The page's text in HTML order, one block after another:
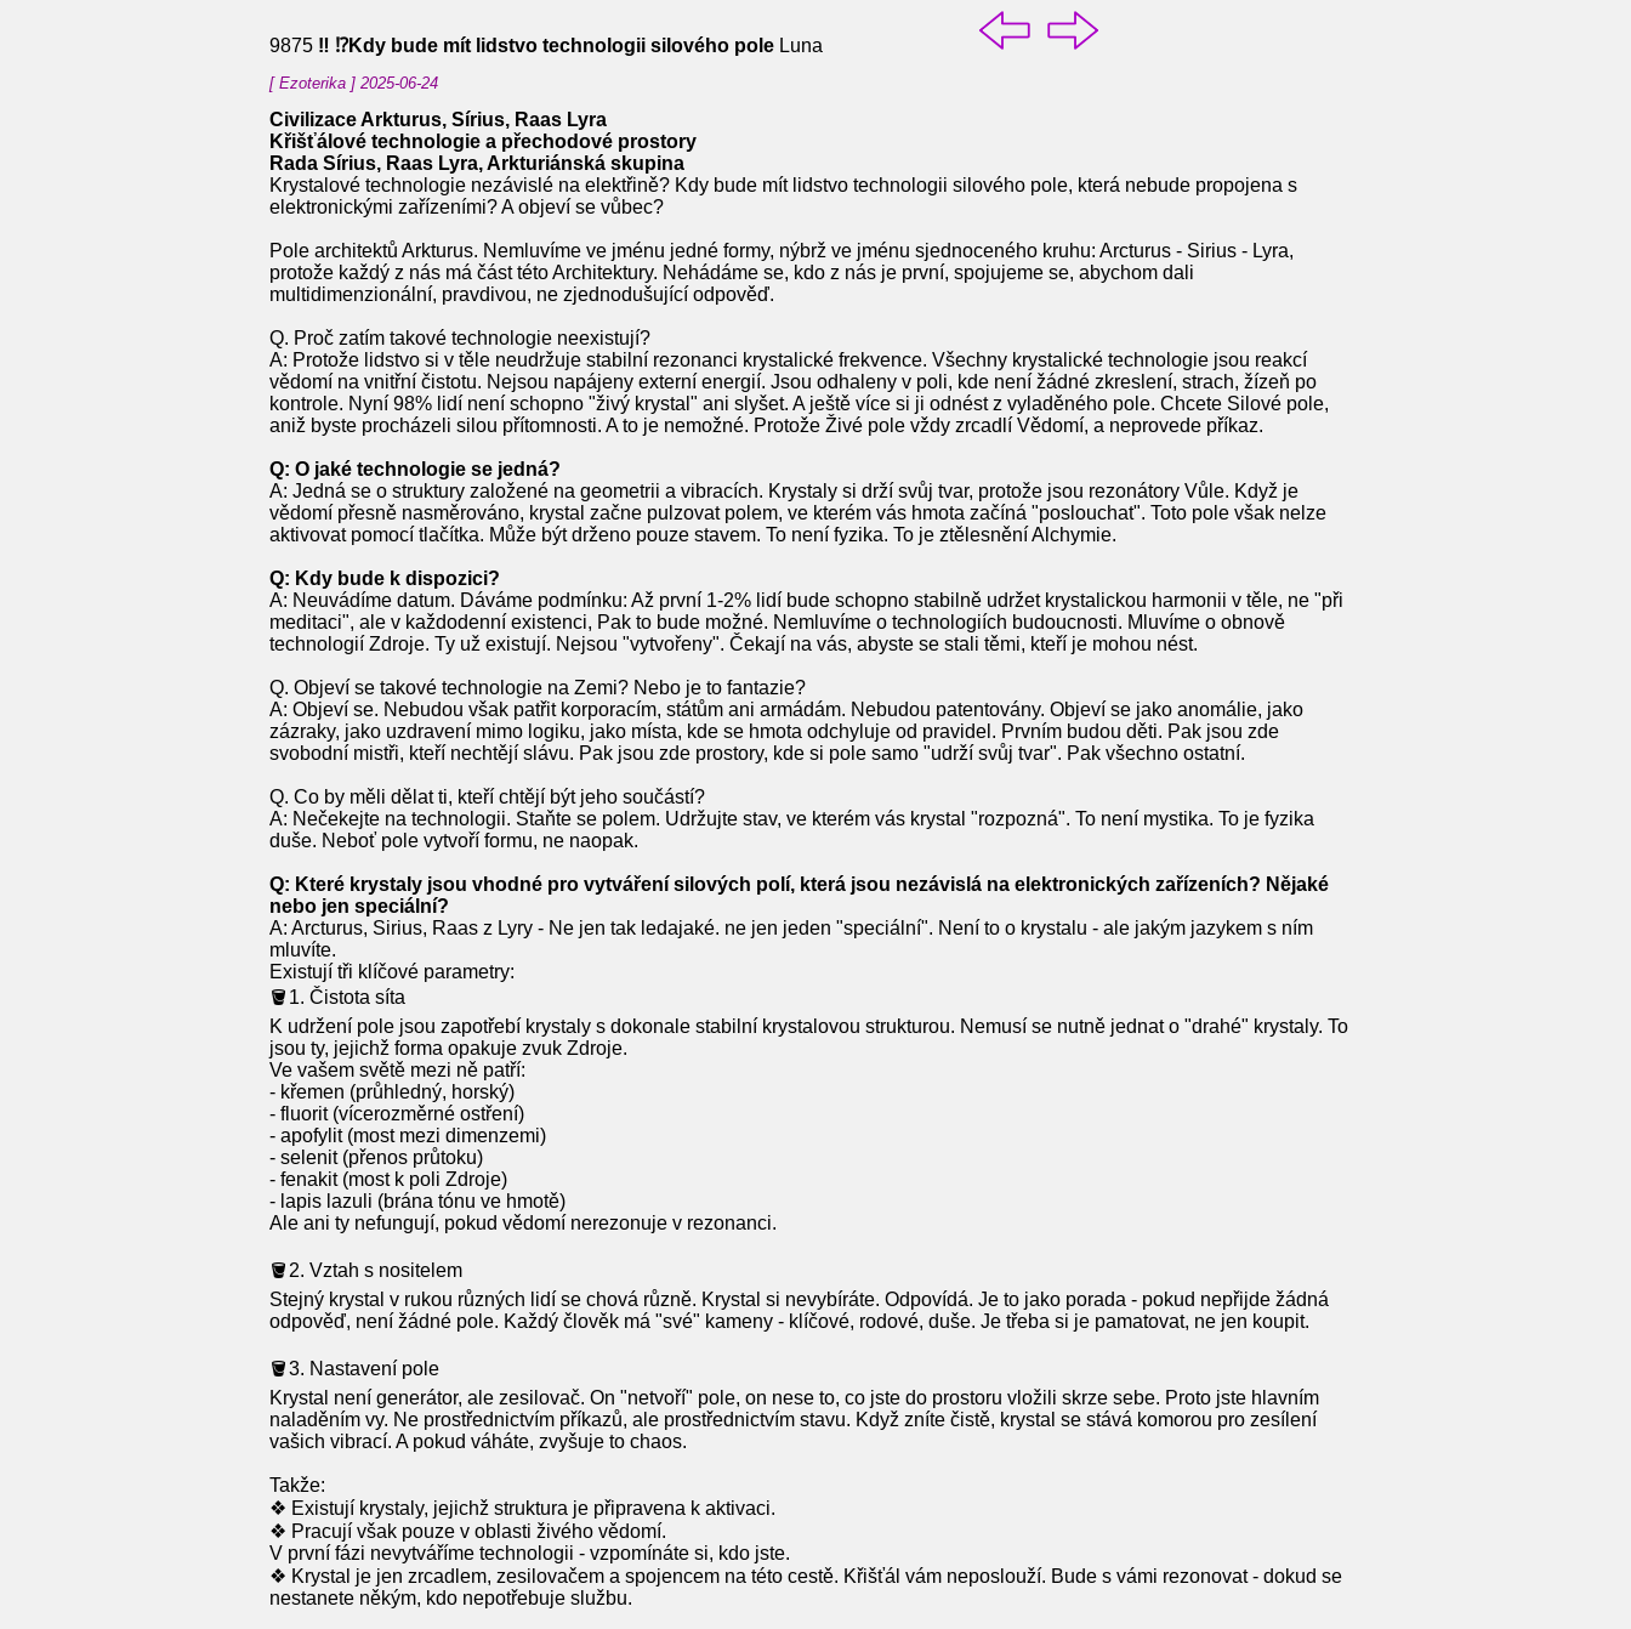
9875 ‼️ ⁉️Kdy bude mít lidstvo technologii silového pole Luna
[ Ezoterika ] 2025-06-24
Civilizace Arkturus, Sírius, Raas Lyra
Křišťálové technologie a přechodové prostory
Rada Sírius, Raas Lyra, Arkturiánská skupina
Krystalové technologie nezávislé na elektřině? Kdy bude mít lidstvo technologii silového pole, která nebude propojena s
elektronickými zařízeními? A objeví se vůbec?
Pole architektů Arkturus. Nemluvíme ve jménu jedné formy, nýbrž ve jménu sjednoceného kruhu: Arcturus - Sirius - Lyra,
protože každý z nás má část této Architektury. Nehádáme se, kdo z nás je první, spojujeme se, abychom dali
multidimenzionální, pravdivou, ne zjednodušující odpověď.
Q. Proč zatím takové technologie neexistují?
A: Protože lidstvo si v těle neudržuje stabilní rezonanci krystalické frekvence. Všechny krystalické technologie jsou reakcí
vědomí na vnitřní čistotu. Nejsou napájeny externí energií. Jsou odhaleny v poli, kde není žádné zkreslení, strach, žízeň po
kontrole. Nyní 98% lidí není schopno "živý krystal" ani slyšet. A ještě více si ji odnést z vyladěného pole. Chcete Silové pole,
aniž byste procházeli silou přítomnosti. A to je nemožné. Protože Živé pole vždy zrcadlí Vědomí, a neprovede příkaz.
Q: O jaké technologie se jedná?
A: Jedná se o struktury založené na geometrii a vibracích. Krystaly si drží svůj tvar, protože jsou rezonátory Vůle. Když je
vědomí přesně nasměrováno, krystal začne pulzovat polem, ve kterém vás hmota začíná "poslouchat". Toto pole však nelze
aktivovat pomocí tlačítka. Může být drženo pouze stavem. To není fyzika. To je ztělesnění Alchymie.
Q: Kdy bude k dispozici?
A: Neuvádíme datum. Dáváme podmínku: Až první 1-2% lidí bude schopno stabilně udržet krystalickou harmonii v těle, ne "při
meditaci", ale v každodenní existenci, Pak to bude možné. Nemluvíme o technologiích budoucnosti. Mluvíme o obnově
technologií Zdroje. Ty už existují. Nejsou "vytvořeny". Čekají na vás, abyste se stali těmi, kteří je mohou nést.
Q. Objeví se takové technologie na Zemi? Nebo je to fantazie?
A: Objeví se. Nebudou však patřit korporacím, státům ani armádám. Nebudou patentovány. Objeví se jako anomálie, jako
zázraky, jako uzdravení mimo logiku, jako místa, kde se hmota odchyluje od pravidel. Prvním budou děti. Pak jsou zde
svobodní mistři, kteří nechtějí slávu. Pak jsou zde prostory, kde si pole samo "udrží svůj tvar". Pak všechno ostatní.
Q. Co by měli dělat ti, kteří chtějí být jeho součástí?
A: Nečekejte na technologii. Staňte se polem. Udržujte stav, ve kterém vás krystal "rozpozná". To není mystika. To je fyzika
duše. Neboť pole vytvoří formu, ne naopak.
Q: Které krystaly jsou vhodné pro vytváření silových polí, která jsou nezávislá na elektronických zařízeních? Nějaké
nebo jen speciální?
A: Arcturus, Sirius, Raas z Lyry - Ne jen tak ledajaké. ne jen jeden "speciální". Není to o krystalu - ale jakým jazykem s ním
mluvíte.
Existují tři klíčové parametry:
🪣1. Čistota síta
K udržení pole jsou zapotřebí krystaly s dokonale stabilní krystalovou strukturou. Nemusí se nutně jednat o "drahé" krystaly. To
jsou ty, jejichž forma opakuje zvuk Zdroje.
Ve vašem světě mezi ně patří:
- křemen (průhledný, horský)
- fluorit (vícerozměrné ostření)
- apofylit (most mezi dimenzemi)
- selenit (přenos průtoku)
- fenakit (most k poli Zdroje)
- lapis lazuli (brána tónu ve hmotě)
Ale ani ty nefungují, pokud vědomí nerezonuje v rezonanci.
🪣2. Vztah s nositelem
Stejný krystal v rukou různých lidí se chová různě. Krystal si nevybíráte. Odpovídá. Je to jako porada - pokud nepřijde žádná
odpověď, není žádné pole. Každý člověk má "své" kameny - klíčové, rodové, duše. Je třeba si je pamatovat, ne jen koupit.
🪣3. Nastavení pole
Krystal není generátor, ale zesilovač. On "netvoří" pole, on nese to, co jste do prostoru vložili skrze sebe. Proto jste hlavním
naladěním vy. Ne prostřednictvím příkazů, ale prostřednictvím stavu. Když zníte čistě, krystal se stává komorou pro zesílení
vašich vibrací. A pokud váháte, zvyšuje to chaos.
Takže:
❖ Existují krystaly, jejichž struktura je připravena k aktivaci.
❖ Pracují však pouze v oblasti živého vědomí.
V první fázi nevytváříme technologii - vzpomínáte si, kdo jste.
❖ Krystal je jen zrcadlem, zesilovačem a spojencem na této cestě. Křišťál vám neposlouží. Bude s vámi rezonovat - dokud se
nestanete někým, kdo nepotřebuje službu.